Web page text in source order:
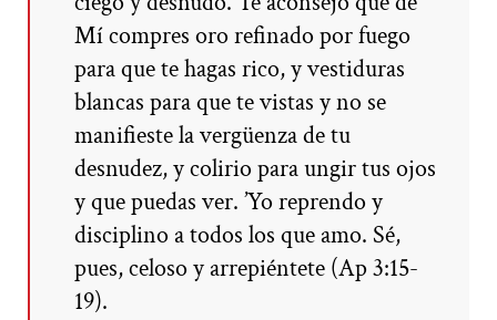
Mí compres oro refinado por fuego
para que te hagas rico, y vestiduras
blancas para que te vistas y no se
manifieste la vergüenza de tu
desnudez, y colirio para ungir tus ojos
y que puedas ver. ’Yo reprendo y
disciplino a todos los que amo. Sé,
pues, celoso y arrepiéntete (Ap 3:15-
19).